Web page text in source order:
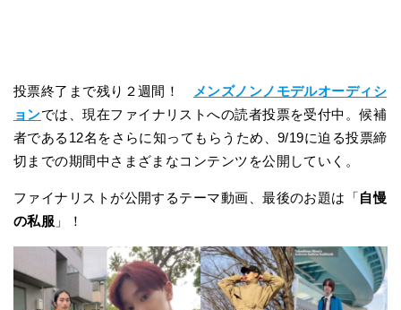
投票終了まで残り２週間！
メンズノンノモデルオーディシ
ョンでは、現在ファイナリストへの読者投票を受付中。候補
者である12名をさらに知ってもらうため、9/19に迫る投票締
切までの期間中さまざまなコンテンツを公開していく。
ファイナリストが公開するテーマ動画、最後のお題は「自慢
の私服 」！